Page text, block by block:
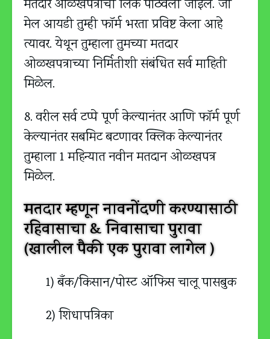
मतदार ओळखपत्राची लिंक पाठवली जाईल. जो
मेल आयडी तुम्ही फॉर्म भरता प्रविष्ट केला आहे
त्यावर. येथून तुम्हाला तुमच्या मतदार
ओळखपत्राच्या निर्मितीशी संबंधित सर्व माहिती
मिळेल.
8. वरील सर्व टप्पे पूर्ण केल्यानंतर आणि फॉर्म पूर्ण
केल्यानंतर सबमिट बटणावर क्लिक केल्यानंतर
तुम्हाला 1 महिन्यात नवीन मतदान ओळखपत्र
मिळेल.
मतदार म्हणून नावनोंदणी करण्यासाठी
रहिवासाचा & निवासाचा पुरावा
(खालील पैकी एक पुरावा लागेल )
1) बँक/किसान/पोस्ट ऑफिस चालू पासबुक
2) शिधापत्रिका